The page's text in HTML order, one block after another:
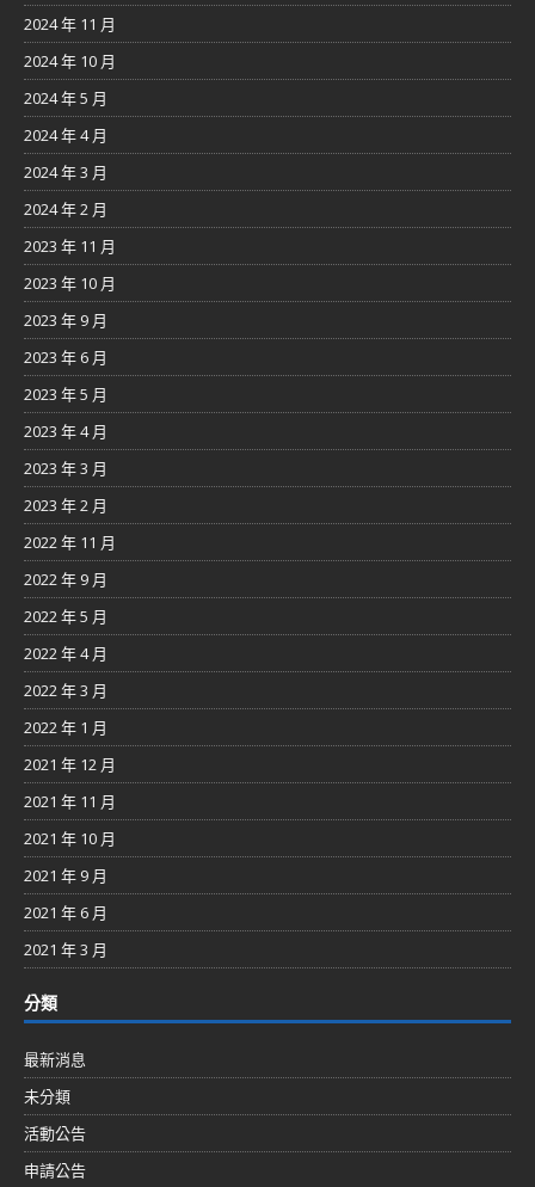
2024 年 11 月
2024 年 10 月
2024 年 5 月
2024 年 4 月
2024 年 3 月
2024 年 2 月
2023 年 11 月
2023 年 10 月
2023 年 9 月
2023 年 6 月
2023 年 5 月
2023 年 4 月
2023 年 3 月
2023 年 2 月
2022 年 11 月
2022 年 9 月
2022 年 5 月
2022 年 4 月
2022 年 3 月
2022 年 1 月
2021 年 12 月
2021 年 11 月
2021 年 10 月
2021 年 9 月
2021 年 6 月
2021 年 3 月
分類
最新消息
未分類
活動公告
申請公告